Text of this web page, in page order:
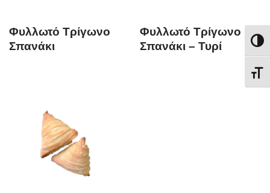
Φυλλωτό Τρίγωνο
Σπανάκι
Φυλλωτό Τρίγωνο
Σπανάκι – Τυρί